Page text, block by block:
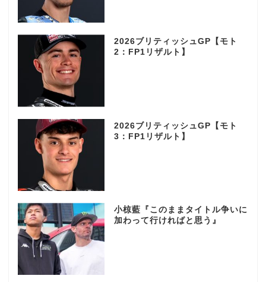
2026ブリティッシュGP【モト
2：FP1リザルト】
2026ブリティッシュGP【モト
3：FP1リザルト】
小椋藍『このままタイトル争いに
加わって行ければと思う』